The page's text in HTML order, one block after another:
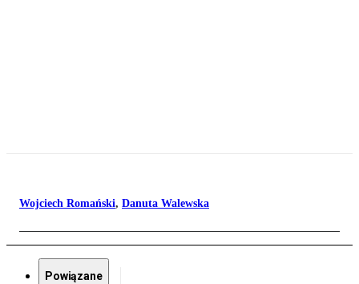
Wojciech Romański, Danuta Walewska
Powiązane